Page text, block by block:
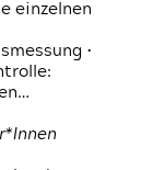
einzelnen
•